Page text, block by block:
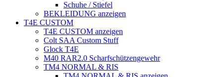
Schuhe / Stiefel
BEKLEIDUNG anzeigen
T4E CUSTOM
T4E CUSTOM anzeigen
Colt SAA Custom Stuff
Glock T4E
M40 RAR2.0 Scharfschützengewehr
TM4 NORMAL & RIS